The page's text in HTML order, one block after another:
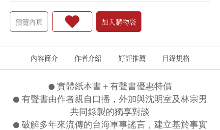
預覽內頁 加入購物袋
內容簡介 作者介紹 好評推薦 目錄規格
● 實體紙本書＋有聲書優惠特價
● 有聲書由作者親自口播，外加與沈明室及林宗男
共同錄製的獨享對談
● 破解多年來流傳的台海軍事謠言，建立基於事實